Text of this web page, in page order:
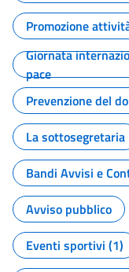
Promozione
Giornata
pace
Prevenzione del
La sottosegretaria
Bandi Avvisi e
Avviso pubblico
Eventi sportivi (1)